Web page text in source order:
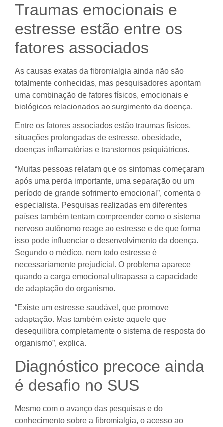
Traumas emocionais e
estresse estão entre os
fatores associados
As causas exatas da fibromialgia ainda não são
totalmente conhecidas, mas pesquisadores apontam
uma combinação de fatores físicos, emocionais e
biológicos relacionados ao surgimento da doença.
Entre os fatores associados estão traumas físicos,
situações prolongadas de estresse, obesidade,
doenças inflamatórias e transtornos psiquiátricos.
“Muitas pessoas relatam que os sintomas começaram
após uma perda importante, uma separação ou um
período de grande sofrimento emocional”, comenta o
especialista. Pesquisas realizadas em diferentes
países também tentam compreender como o sistema
nervoso autônomo reage ao estresse e de que forma
isso pode influenciar o desenvolvimento da doença.
Segundo o médico, nem todo estresse é
necessariamente prejudicial. O problema aparece
quando a carga emocional ultrapassa a capacidade
de adaptação do organismo.
“Existe um estresse saudável, que promove
adaptação. Mas também existe aquele que
desequilibra completamente o sistema de resposta do
organismo”, explica.
Diagnóstico precoce ainda
é desafio no SUS
Mesmo com o avanço das pesquisas e do
conhecimento sobre a fibromialgia, o acesso ao